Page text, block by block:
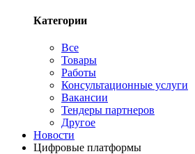
Категории
Все
Товары
Работы
Консультационные услуги
Вакансии
Тендеры партнеров
Другое
Новости
Цифровые платформы